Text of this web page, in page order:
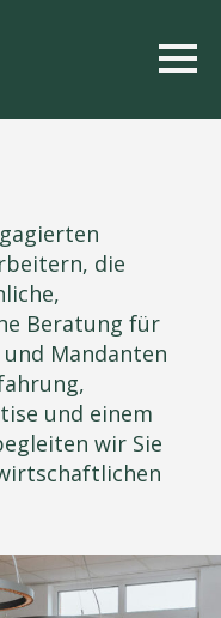
die
Beratung für
Mandanten
und einem
wir Sie